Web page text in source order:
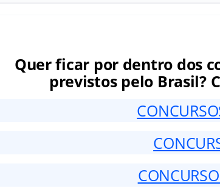
Quer ficar por dentro dos
previstos pelo Brasil?